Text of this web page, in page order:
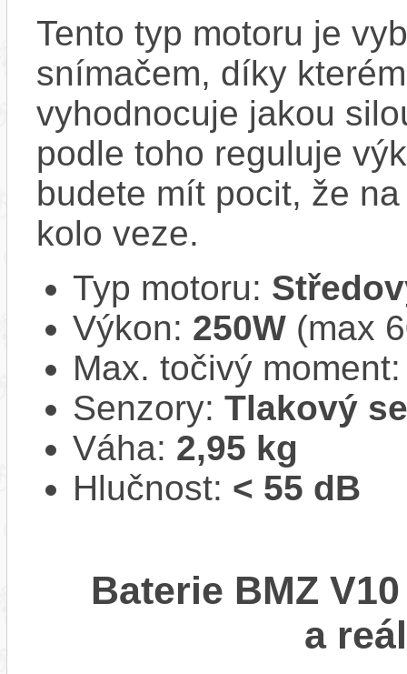
Tento typ motoru je
snímačem, díky
vyhodnocuje jakou
podle toho reguluje
budete mít pocit, že
kolo veze.
Typ motoru:
Výkon: 250W (max
Max. točivý
Senzory: Tlakový
Váha: 2,95 kg
Hlučnost: < 55 dB
Baterie BMZ
a